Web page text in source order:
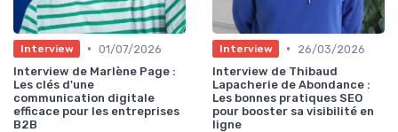
Interview • 01/07/2026
Interview de Marlène Page :
Les clés d'une
communication digitale
efficace pour les entreprises
B2B
Interview •
26/03/2026
Interview de Thibaud
Lapacherie de Abondance :
Les bonnes pratiques SEO
pour booster sa visibilité en
ligne